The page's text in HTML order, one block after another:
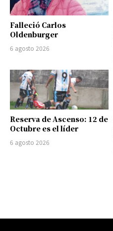
Falleció Carlos
Oldenburger
6 agosto 2026
Reserva de Ascenso: 12 de
Octubre es el líder
6 agosto 2026